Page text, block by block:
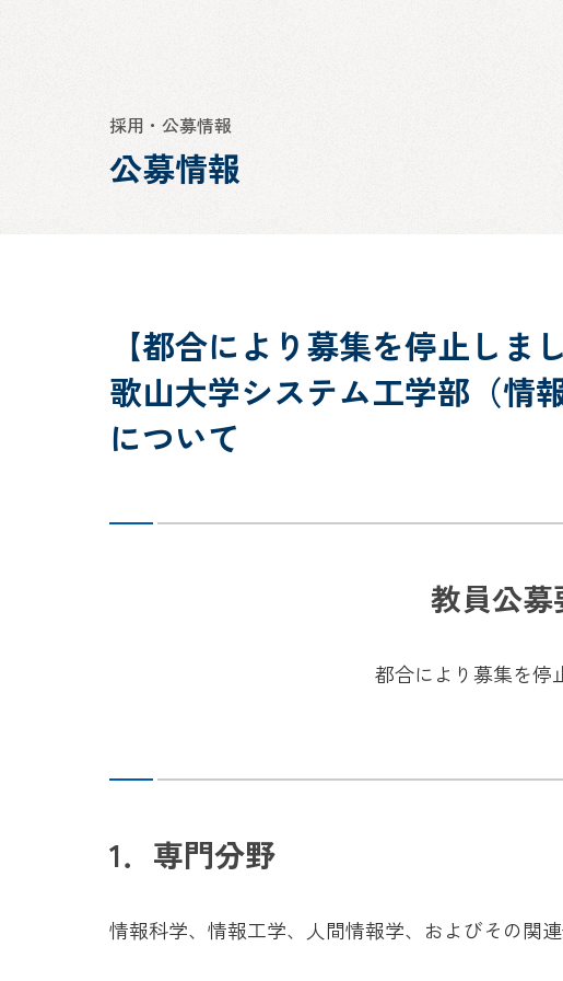
採用・公募情報
公募情報
【都合により募集を停止しま
歌山大学システム工学部（情
について
教員公募
都合により募集を停
1．専門分野
情報科学、情報工学、人間情報学、およびその関